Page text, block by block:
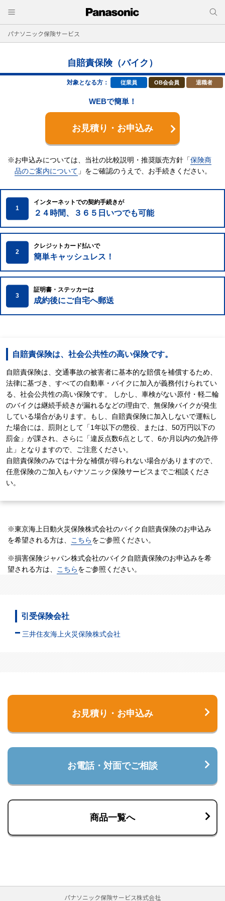
パナソニック保険サービス
自賠責保険（バイク）
対象となる方： 従業員 OB会会員 退職者
WEBで簡単！
お見積り・お申込み
※お申込みについては、当社の比較説明・推奨販売方針「保険商
品のご案内について 」をご確認のうえで、 お手続きください。
1
インターネットでの契約手続きが
２４時間、３６５日いつでも可能
2
クレジットカード払いで
簡単キャッシュレス！
3
証明書・ステッカーは
成約後にご自宅へ郵送
自賠責保険は、社会公共性の高い保険です。
自賠責保険は、交通事故の被害者に基本的な賠償を補償するため、
法律に基づき、すべての自動車・バイクに加入が義務付けられてい
る、社会公共性の高い保険です。 しかし、車検がない原付・軽二輪
のバイクは継続手続きが漏れるなどの理由で、無保険バイクが発生
している場合があります。もし、自賠責保険に加入しないで運転し
た場合には、罰則として「1年以下の懲役、または、50万円以下の
罰金」が課され、さらに「違反点数6点として、6か月以内の免許停
止」となりますので、ご注意ください。
自賠責保険のみでは十分な補償が得られない場合がありますので、
任意保険のご加入もパナソニック保険サービスまでご相談くださ
い。
※東京海上日動火災保険株式会社のバイク自賠責保険のお申込み
を希望される方は、
こちらをご参照ください。
※損害保険ジャパン株式会社のバイク自賠責保険のお申込みを希
望される方は、
こちらをご参照ください。
引受保険会社
三井住友海上火災保険株式会社
お見積り・お申込み
お電話・対面でご相談
商品一覧へ
パナソニック保険サービス株式会社